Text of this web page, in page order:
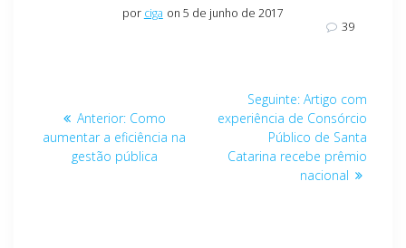
por ciga on 5 de junho de 2017
39
de
Post
Anterior: Post
anterior:
Como
aumentar a eficiência na
gestão pública
Seguinte: Post
seguinte:
Artigo com
experiência de Consórcio
Público de Santa
Catarina recebe prêmio
nacional